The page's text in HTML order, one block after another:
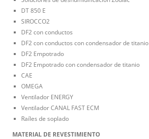
DT 850 E
SIROCCO2
DF2 con conductos
DF2 con conductos con condensador de titanio
DF2 Empotrado
DF2 Empotrado con condensador de titanio
CAE
OMEGA
Ventilador ENERGY
Ventilador CANAL FAST ECM
Raíles de soplado
MATERIAL DE REVESTIMIENTO